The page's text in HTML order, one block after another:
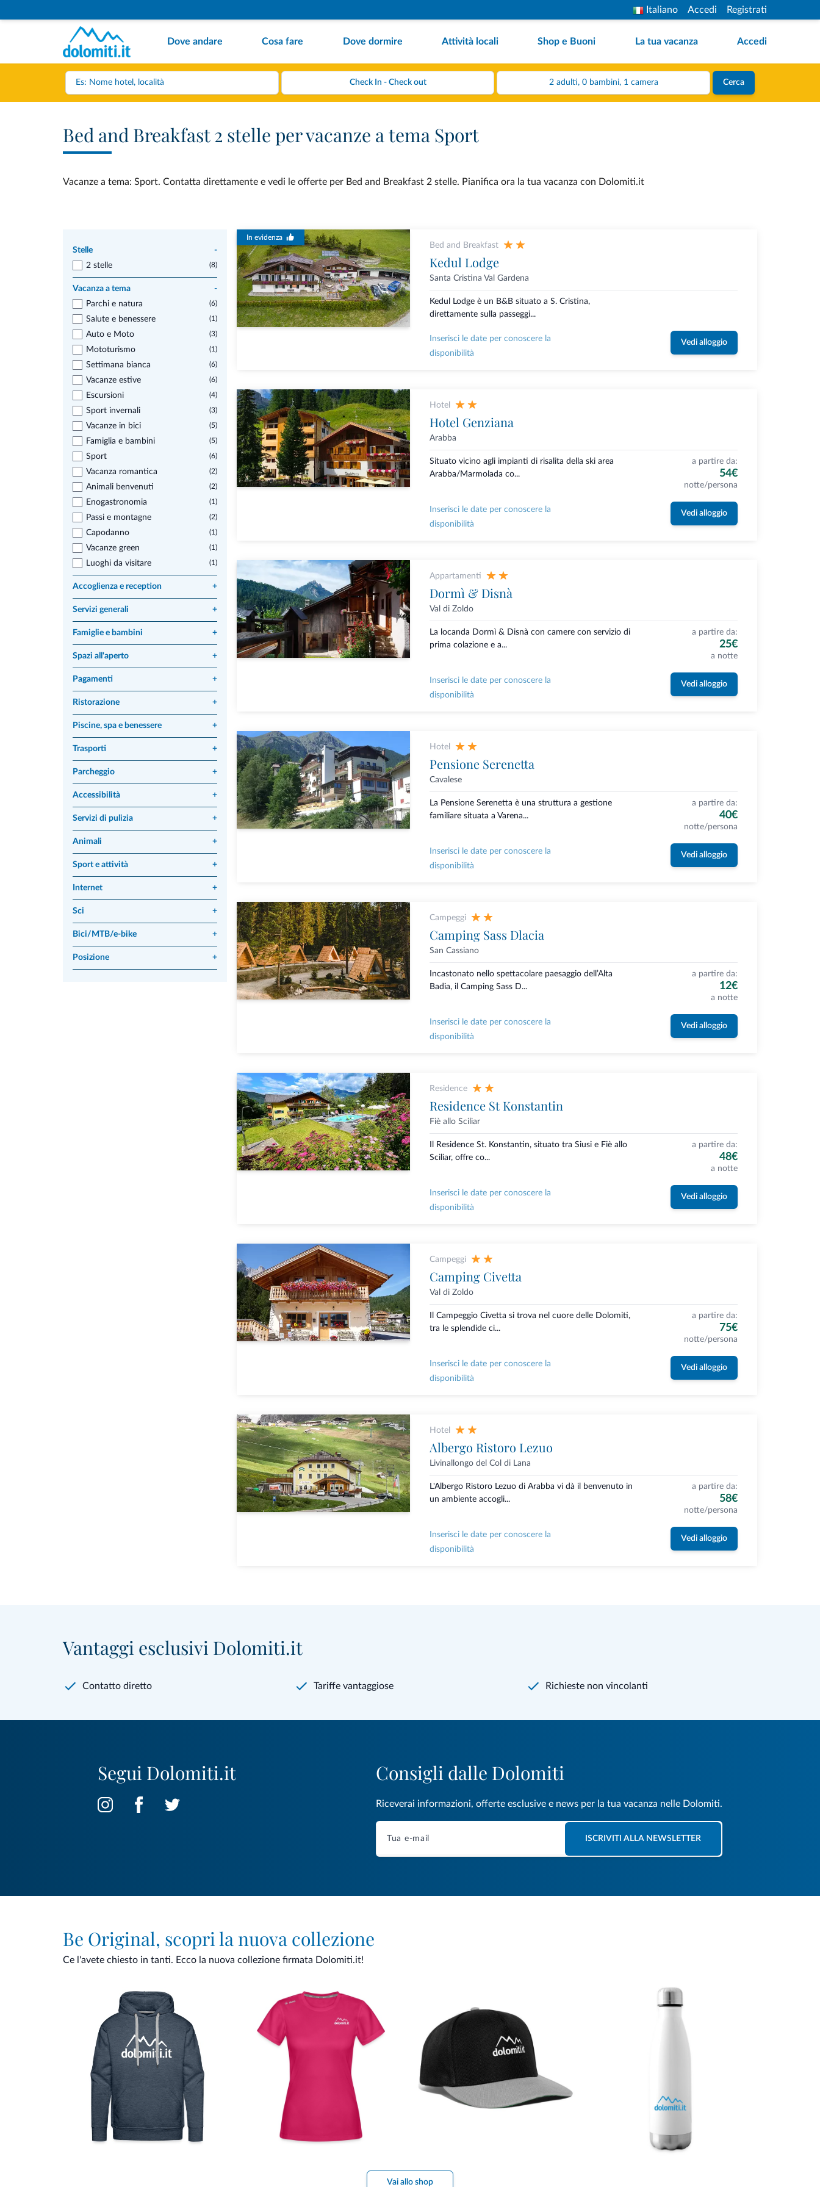
Italiano Accedi Registrati
Dove andare Cosa fare Dove dormire Attività locali Shop e Buoni La tua vacanza Accedi
2 adulti, 0 bambini, 1 camera Cerca
Bed and Breakfast 2 stelle per vacanze a tema Sport
Vacanze a tema: Sport. Contatta direttamente e vedi le offerte per Bed and Breakfast 2 stelle. Pianifica ora la tua vacanza con Dolomiti.it
Stelle
-
2 stelle
(8)
Vacanza a tema
-
Parchi e natura
(6)
Salute e benessere (1)
Auto e Moto (3)
Mototurismo (1)
Settimana bianca (6)
Vacanze estive (6)
Escursioni (4)
Sport invernali (3)
Vacanze in bici (5)
Famiglia e bambini (5)
Sport (6)
Vacanza romantica (2)
Animali benvenuti (2)
Enogastronomia (1)
Passi e montagne (2)
Capodanno (1)
Vacanze green (1)
Luoghi da visitare (1)
Accoglienza e reception +
Servizi generali +
Famiglie e bambini +
Spazi all'aperto +
Pagamenti +
Ristorazione +
Piscine, spa e benessere +
Trasporti +
Parcheggio +
Accessibilità +
Servizi di pulizia +
Animali +
Sport e attività +
Internet +
Sci +
Bici/MTB/e-bike +
Posizione +
In evidenza
Bed and Breakfast
Kedul Lodge
Santa Cristina Val Gardena
Kedul Lodge è un B&B situato a S. Cristina,
direttamente sulla passeggi...
Inserisci le date per conoscere la
disponibilità
Vedi alloggio
Hotel
Hotel Genziana
Arabba
Situato vicino agli impianti di risalita della ski area
Arabba/Marmolada co...
a partire da:
54€
notte/persona
Inserisci le date per conoscere la
disponibilità
Vedi alloggio
Appartamenti
Dormì & Disnà
Val di Zoldo
La locanda Dormì & Disnà con camere con servizio di
prima colazione e a...
a partire da:
25€
a notte
Inserisci le date per conoscere la
disponibilità
Vedi alloggio
Hotel
Pensione Serenetta
Cavalese
La Pensione Serenetta è una struttura a gestione
familiare situata a Varena...
a partire da:
40€
notte/persona
Inserisci le date per conoscere la
disponibilità
Vedi alloggio
Campeggi
Camping Sass Dlacia
San Cassiano
Incastonato nello spettacolare paesaggio dell’Alta
Badia, il Camping Sass D...
a partire da:
12€
a notte
Inserisci le date per conoscere la
disponibilità
Vedi alloggio
Residence
Residence St Konstantin
Fiè allo Sciliar
Il Residence St. Konstantin, situato tra Siusi e Fiè allo
Sciliar, offre co...
a partire da:
48€
a notte
Inserisci le date per conoscere la
disponibilità
Vedi alloggio
Campeggi
Camping Civetta
Val di Zoldo
Il Campeggio Civetta si trova nel cuore delle Dolomiti,
tra le splendide ci...
a partire da:
75€
notte/persona
Inserisci le date per conoscere la
disponibilità
Vedi alloggio
Hotel
Albergo Ristoro Lezuo
Livinallongo del Col di Lana
L'Albergo Ristoro Lezuo di Arabba vi dà il benvenuto in
un ambiente accogli...
a partire da:
58€
notte/persona
Inserisci le date per conoscere la
disponibilità
Vedi alloggio
Vantaggi esclusivi Dolomiti.it
Contatto diretto Tariffe vantaggiose Richieste non vincolanti
Segui Dolomiti.it Consigli dalle Dolomiti
Riceverai informazioni, offerte esclusive e news per la tua vacanza nelle Dolomiti.
ISCRIVITI ALLA NEWSLETTER
Be Original, scopri la nuova collezione
Ce l'avete chiesto in tanti. Ecco la nuova collezione firmata Dolomiti.it!
Vai allo shop